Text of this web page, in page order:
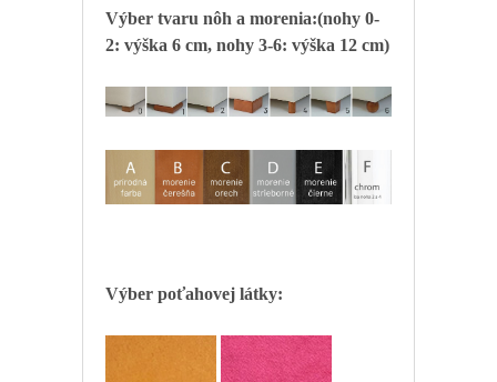
Výber tvaru nôh a morenia:(nohy 0-
2: výška 6 cm, nohy 3-6: výška 12 cm)
Výber poťahovej látky: